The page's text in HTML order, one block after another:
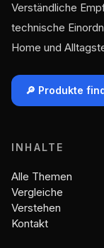
Verständliche
technische
Home und
🔎 Produkte
INHALTE
Alle Themen
Vergleiche
Verstehen
Kontakt